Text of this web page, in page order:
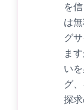
を
は
グ
ま
い
グ
探